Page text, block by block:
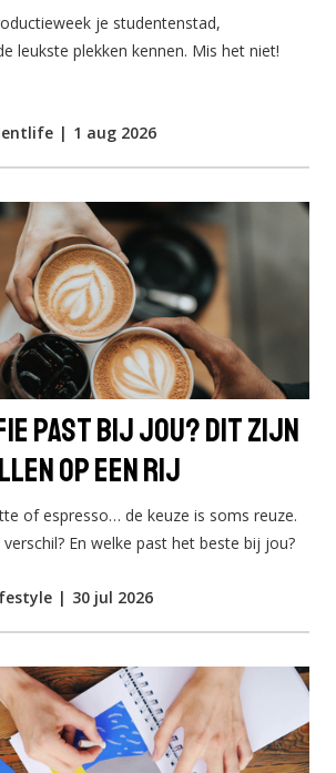
je studentenstad,
leukste plekken kennen. Mis het niet!
| 1 aug 2026
past bij jou? Dit zijn
op een rij
of espresso… de keuze is soms reuze.
En welke past het beste bij jou?
| 30 jul 2026